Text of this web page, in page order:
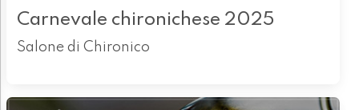
Carnevale chironichese 2025
Salone di Chironico